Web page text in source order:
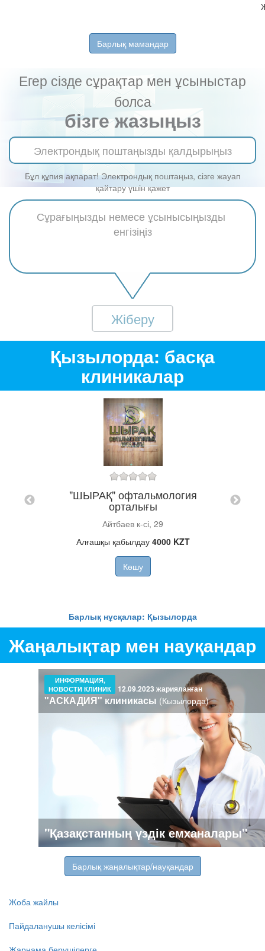
Барлық мамандар
Егер сізде сұрақтар мен ұсыныстар
болса
бізге жазыңыз
Бұл құпия ақпарат! Электрондық поштаңыз, сізге жауап
қайтару үшін қажет
Жіберу
Қызылорда: басқа
клиникалар
"ШЫРАҚ" офтальмология
орталығы
Айтбаев к-сі, 29
Алғашқы қабылдау 4000 KZT
Көшу
Барлық нұсқалар: Қызылорда
Жаңалықтар мен науқандар
ИНФОРМАЦИЯ,
НОВОСТИ КЛИНИК
12.09.2023 жарияланған
"АСКАДИЯ" клиникасы (Кызылорда)
"Қазақстанның үздік емханалары"
Барлық жаңалықтар/науқандар
Жоба жайлы
Пайдаланушы келісімі